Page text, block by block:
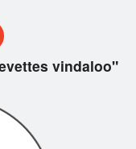
vindaloo"